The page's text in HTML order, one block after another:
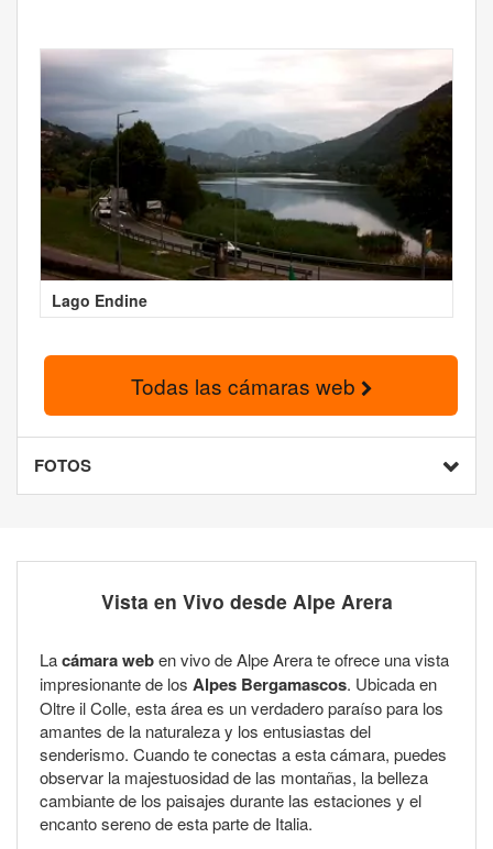
Lago Endine
Todas las cámaras web
FOTOS
Vista en Vivo desde Alpe Arera
Lacámara weben vivo de Alpe Arera te ofrece una vista
impresionante de los Alpes Bergamascos. Ubicada en
Oltre il Colle, esta área es un verdadero paraíso para los
amantes de la naturaleza y los entusiastas del
senderismo. Cuando te conectas a esta cámara, puedes
observar la majestuosidad de las montañas, la belleza
cambiante de los paisajes durante las estaciones y el
encanto sereno de esta parte de Italia.